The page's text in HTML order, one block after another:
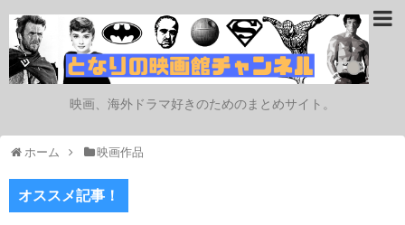
映画、海外ドラマ好きのためのまとめサイト。
ホーム 映画作品
オススメ記事！